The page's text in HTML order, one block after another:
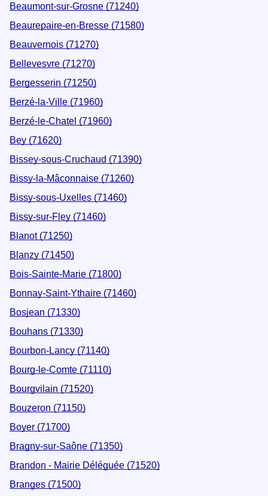
Beaumont-sur-Grosne (71240)
Beaurepaire-en-Bresse (71580)
Beauvernois (71270)
Bellevesvre (71270)
Bergesserin (71250)
Berzé-la-Ville (71960)
Berzé-le-Chatel (71960)
Bey (71620)
Bissey-sous-Cruchaud (71390)
Bissy-la-Mâconnaise (71260)
Bissy-sous-Uxelles (71460)
Bissy-sur-Fley (71460)
Blanot (71250)
Blanzy (71450)
Bois-Sainte-Marie (71800)
Bonnay-Saint-Ythaire (71460)
Bosjean (71330)
Bouhans (71330)
Bourbon-Lancy (71140)
Bourg-le-Comte (71110)
Bourgvilain (71520)
Bouzeron (71150)
Boyer (71700)
Bragny-sur-Saône (71350)
Brandon - Mairie Déléguée (71520)
Branges (71500)